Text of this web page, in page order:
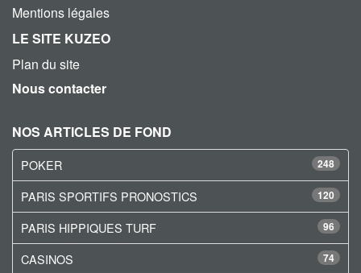
Mentions légales
LE SITE KUZEO
Plan du site
Nous contacter
NOS ARTICLES DE FOND
248
POKER
120
PARIS SPORTIFS PRONOSTICS
96
PARIS HIPPIQUES TURF
74
CASINOS